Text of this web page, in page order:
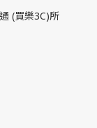
(買樂3C)所